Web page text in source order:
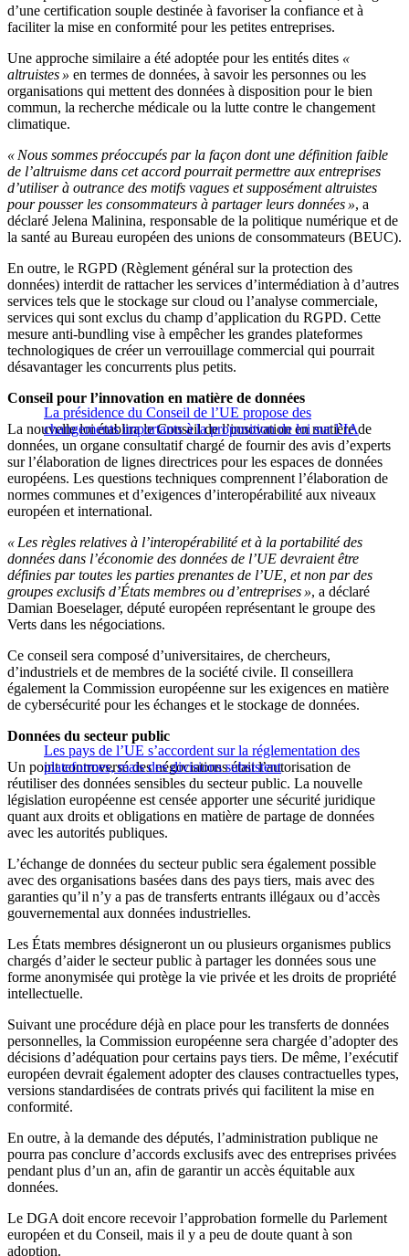
d’une certification souple destinée à favoriser la confiance et à
faciliter la mise en conformité pour les petites entreprises.
Une approche similaire a été adoptée pour les entités dites «
altruistes » en termes de données, à savoir les personnes ou les
organisations qui mettent des données à disposition pour le bien
commun, la recherche médicale ou la lutte contre le changement
climatique.
« Nous sommes préoccupés par la façon dont une définition faible
de l’altruisme dans cet accord pourrait permettre aux entreprises
d’utiliser à outrance des motifs vagues et supposément altruistes
pour pousser les consommateurs à partager leurs données », a
déclaré Jelena Malinina, responsable de la politique numérique et de
la santé au Bureau européen des unions de consommateurs (BEUC).
En outre, le RGPD (Règlement général sur la protection des
données) interdit de rattacher les services d’intermédiation à d’autres
services tels que le stockage sur cloud ou l’analyse commerciale,
services qui sont exclus du champ d’application du RGPD. Cette
mesure anti-bundling vise à empêcher les grandes plateformes
technologiques de créer un verrouillage commercial qui pourrait
désavantager les concurrents plus petits.
La présidence du Conseil de l’UE propose des
changements importants à la proposition de loi sur l’IA
Conseil pour l’innovation en matière de données
La nouvelle loi établira le Conseil de l’innovation en matière de
données, un organe consultatif chargé de fournir des avis d’experts
sur l’élaboration de lignes directrices pour les espaces de données
européens. Les questions techniques comprennent l’élaboration de
normes communes et d’exigences d’interopérabilité aux niveaux
européen et international.
« Les règles relatives à l’interopérabilité et à la portabilité des
données dans l’économie des données de l’UE devraient être
définies par toutes les parties prenantes de l’UE, et non par des
groupes exclusifs d’États membres ou d’entreprises », a déclaré
Damian Boeselager, député européen représentant le groupe des
Verts dans les négociations.
Ce conseil sera composé d’universitaires, de chercheurs,
d’industriels et de membres de la société civile. Il conseillera
également la Commission européenne sur les exigences en matière
de cybersécurité pour les échanges et le stockage de données.
Les pays de l’UE s’accordent sur la réglementation des
plateformes, mais des divisions subsistent
Données du secteur public
Un point controversé des négociations était l’autorisation de
réutiliser des données sensibles du secteur public. La nouvelle
législation européenne est censée apporter une sécurité juridique
quant aux droits et obligations en matière de partage de données
avec les autorités publiques.
L’échange de données du secteur public sera également possible
avec des organisations basées dans des pays tiers, mais avec des
garanties qu’il n’y a pas de transferts entrants illégaux ou d’accès
gouvernemental aux données industrielles.
Les États membres désigneront un ou plusieurs organismes publics
chargés d’aider le secteur public à partager les données sous une
forme anonymisée qui protège la vie privée et les droits de propriété
intellectuelle.
Suivant une procédure déjà en place pour les transferts de données
personnelles, la Commission européenne sera chargée d’adopter des
décisions d’adéquation pour certains pays tiers. De même, l’exécutif
européen devrait également adopter des clauses contractuelles types,
versions standardisées de contrats privés qui facilitent la mise en
conformité.
En outre, à la demande des députés, l’administration publique ne
pourra pas conclure d’accords exclusifs avec des entreprises privées
pendant plus d’un an, afin de garantir un accès équitable aux
données.
Le DGA doit encore recevoir l’approbation formelle du Parlement
européen et du Conseil, mais il y a peu de doute quant à son
adoption.